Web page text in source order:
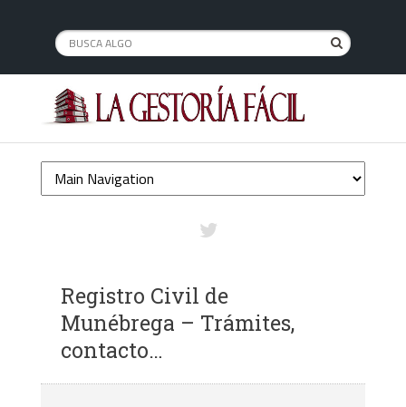
Registro Civil de
Munébrega – Trámites,
contacto…